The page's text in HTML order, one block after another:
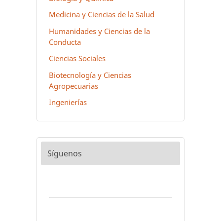
Medicina y Ciencias de la Salud
Humanidades y Ciencias de la
Conducta
Ciencias Sociales
Biotecnología y Ciencias
Agropecuarias
Ingenierías
Síguenos